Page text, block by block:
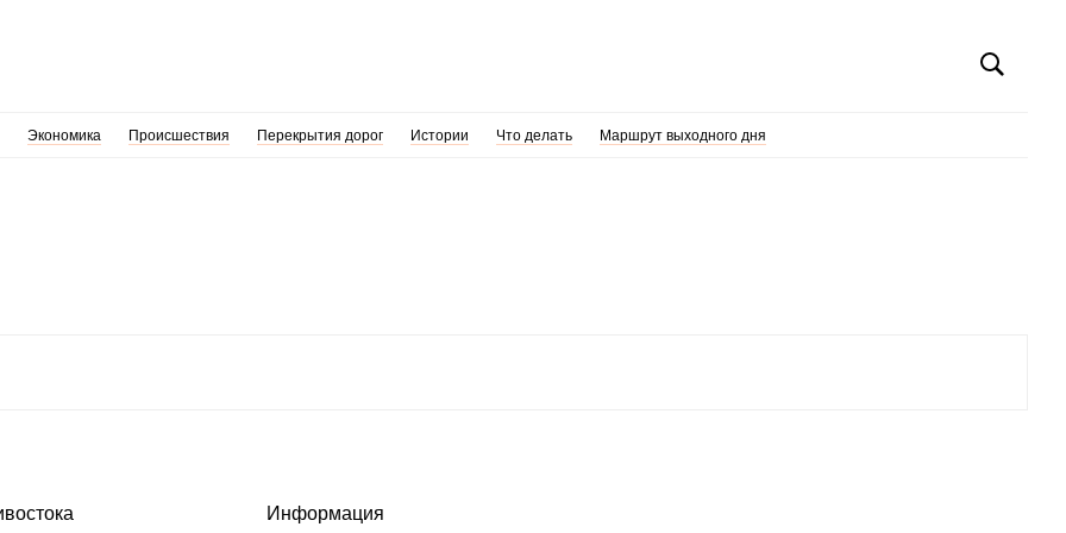
Экономика Происшествия Перекрытия дорог Истории Что делать Маршрут выходного дня
Информация